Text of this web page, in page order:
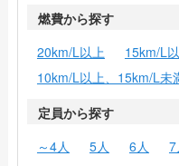
燃費から探す
20km/L以上
15km/L
10km/L以上、15km/L未
定員から探す
～4人
5人 6人 7